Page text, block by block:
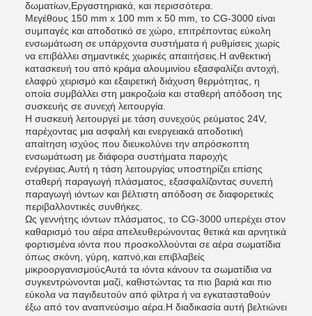
δωματίων,Εργαστηριακά, και περισσότερα.
Μεγέθους 150 mm x 100 mm x 50 mm, το CG-3000 είναι
συμπαγές και αποδοτικό σε χώρο, επιτρέποντας εύκολη
ενσωμάτωση σε υπάρχοντα συστήματα ή ρυθμίσεις χωρίς
να επιβάλλει σημαντικές χωρικές απαιτήσεις.Η ανθεκτική
κατασκευή του από κράμα αλουμινίου εξασφαλίζει αντοχή,
ελαφρύ χειρισμό και εξαιρετική διάχυση θερμότητας, η
οποία συμβάλλει στη μακροζωία και σταθερή απόδοση της
συσκευής σε συνεχή λειτουργία.
Η συσκευή λειτουργεί με τάση συνεχούς ρεύματος 24V,
παρέχοντας μια ασφαλή και ενεργειακά αποδοτική
απαίτηση ισχύος που διευκολύνει την απρόσκοπτη
ενσωμάτωση με διάφορα συστήματα παροχής
ενέργειας.Αυτή η τάση λειτουργίας υποστηρίζει επίσης
σταθερή παραγωγή πλάσματος, εξασφαλίζοντας συνεπή
παραγωγή ιόντων και βέλτιστη απόδοση σε διαφορετικές
περιβαλλοντικές συνθήκες.
Ως γεννήτης ιόντων πλάσματος, το CG-3000 υπερέχει στον
καθαρισμό του αέρα απελευθερώνοντας θετικά και αρνητικά
φορτισμένα ιόντα που προσκολλούνται σε αέρα σωματίδια
όπως σκόνη, γύρη, καπνό,και επιβλαβείς
μικροοργανισμούςΑυτά τα ιόντα κάνουν τα σωματίδια να
συγκεντρώνονται μαζί, καθιστώντας τα πιο βαριά και πιο
εύκολα να παγιδευτούν από φίλτρα ή να εγκατασταθούν
έξω από τον αναπνεύσιμο αέρα.Η διαδικασία αυτή βελτιώνει